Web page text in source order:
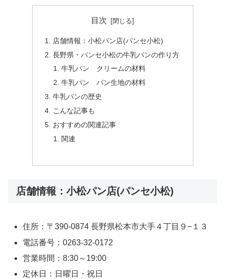
目次
店舗情報：小松パン店(パンセ小松)
長野県・パンセ小松の牛乳パンの作り方
牛乳パン クリームの材料
牛乳パン パン生地の材料
牛乳パンの歴史
こんな記事も
おすすめの関連記事
関連
店舗情報：小松パン店(パンセ小松)
住所：〒390-0874 長野県松本市大手４丁目９−１３
電話番号：0263-32-0172
営業時間：8:30～19:00
定休日：日曜日・祝日